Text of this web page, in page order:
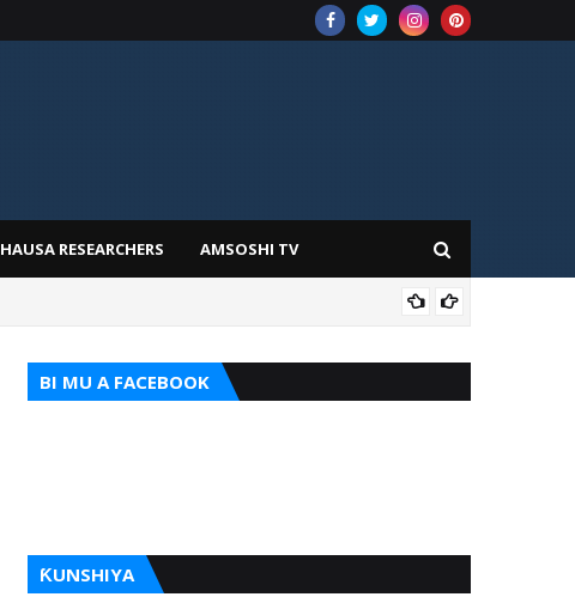
HAUSA RESEARCHERS AMSOSHI TV
BI MU A FACEBOOK
ƘUNSHIYA